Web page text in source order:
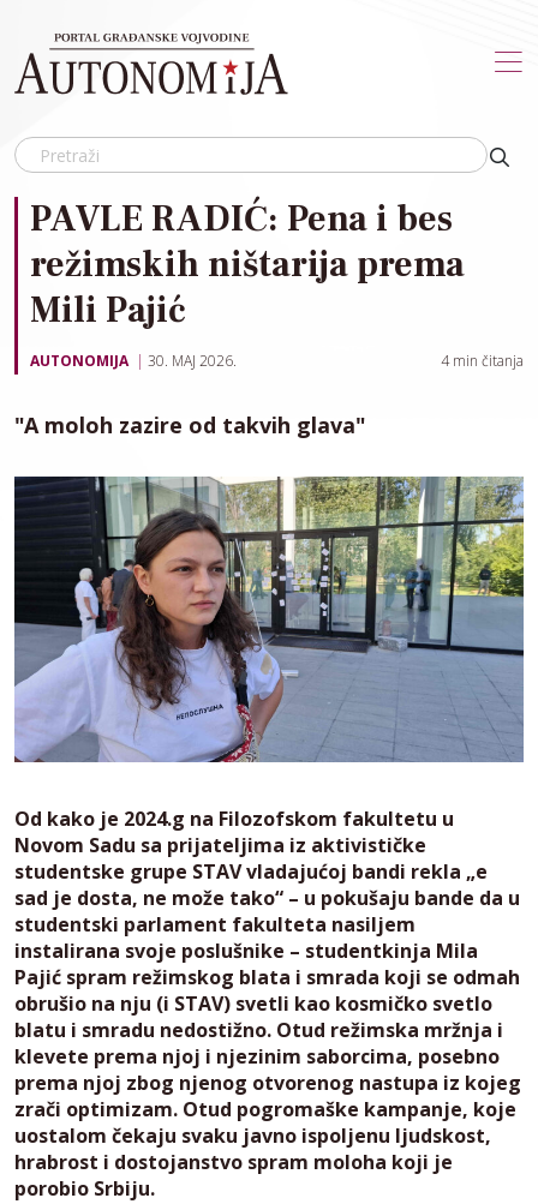
PAVLE RADIĆ: Pena i bes
režimskih ništarija prema
Mili Pajić
AUTONOMIJA 30. MAJ 2026. 4 min čitanja
"A moloh zazire od takvih glava"
Od kako je 2024.g na Filozofskom fakultetu u
Novom Sadu sa prijateljima iz aktivističke
studentske grupe STAV vladajućoj bandi rekla „e
sad je dosta, ne može tako“ – u pokušaju bande da u
studentski parlament fakulteta nasiljem
instalirana svoje poslušnike – studentkinja Mila
Pajić spram režimskog blata i smrada koji se odmah
obrušio na nju (i STAV) svetli kao kosmičko svetlo
blatu i smradu nedostižno. Otud režimska mržnja i
klevete prema njoj i njezinim saborcima, posebno
prema njoj zbog njenog otvorenog nastupa iz kojeg
zrači optimizam. Otud pogromaške kampanje, koje
uostalom čekaju svaku javno ispoljenu ljudskost,
hrabrost i dostojanstvo spram moloha koji je
porobio Srbiju.